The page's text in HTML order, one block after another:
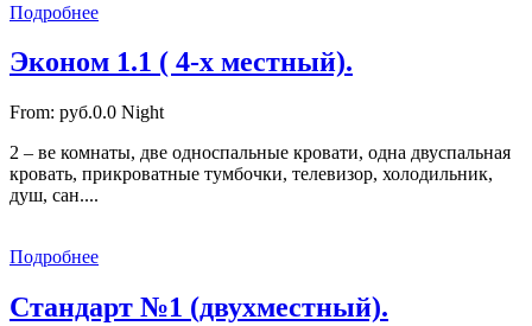
Подробнее
Эконом 1.1 ( 4-х местный).
From: руб.0.0 Night
2 – ве комнаты, две односпальные кровати, одна двуспальная
кровать, прикроватные тумбочки, телевизор, холодильник,
душ, сан....
Подробнее
Стандарт №1 (двухместный).